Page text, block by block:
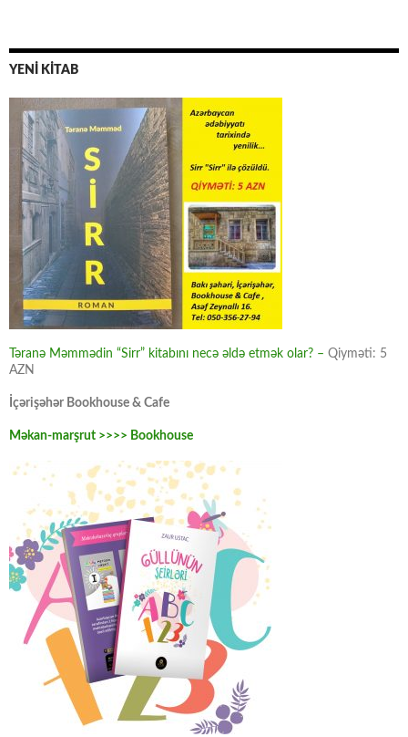
YENİ KİTAB
Təranə Məmmədin “Sirr” kitabını necə əldə etmək olar? – Qiyməti: 5
AZN
İçərişəhər Bookhouse & Cafe
Məkan-marşrut >>>> Bookhouse